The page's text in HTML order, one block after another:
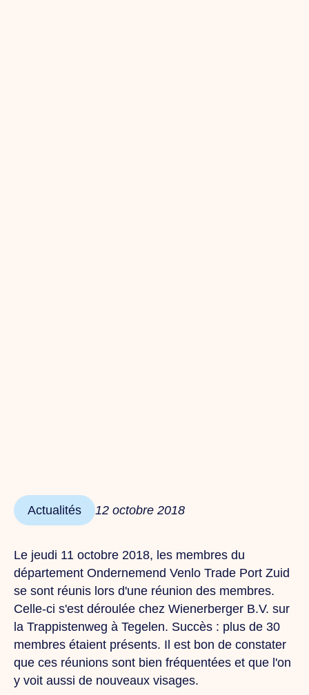
Actualités 12 octobre 2018
Le jeudi 11 octobre 2018, les membres du
département Ondernemend Venlo Trade Port Zuid
se sont réunis lors d'une réunion des membres.
Celle-ci s'est déroulée chez Wienerberger B.V. sur
la Trappistenweg à Tegelen. Succès : plus de 30
membres étaient présents. Il est bon de constater
que ces réunions sont bien fréquentées et que l'on
y voit aussi de nouveaux visages.